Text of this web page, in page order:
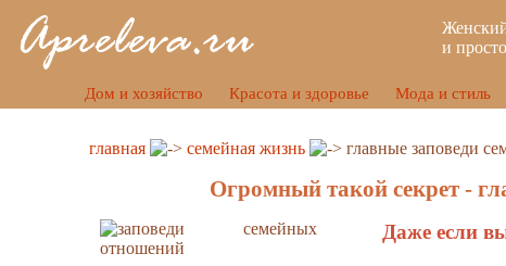
и
Дом и хозяйство Красота и здоровье Мода и стиль
главная семейная жизнь главные заповеди
Огромный такой секрет -
Даже если